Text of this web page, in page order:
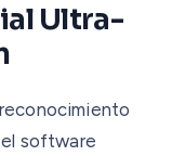
Ultra-
software